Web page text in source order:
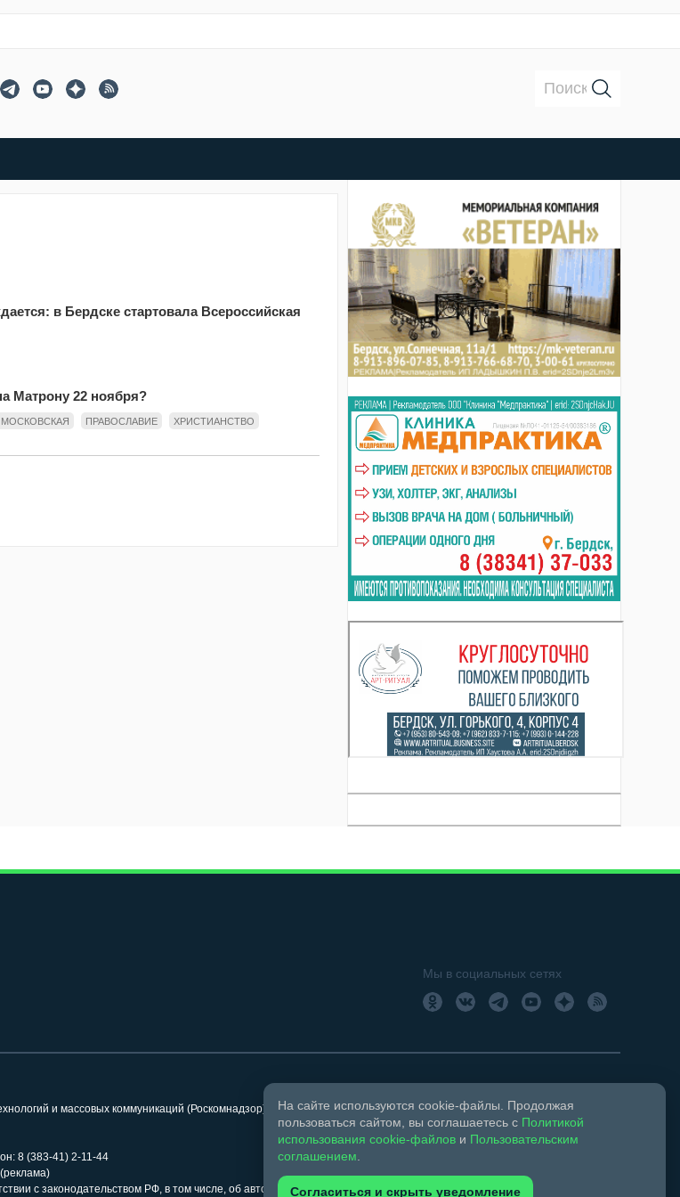
в Бердске стартовала Всероссийская
Матрону 22 ноября?
ПРАВОСЛАВИЕ ХРИСТИАНСТВО
Мы в социальных сетях
и массовых коммуникаций (Роскомнадзор). Свидетельство о регистрации СМИ ЭЛ № ФС 77 –
8 (383-41) 2-11-44
с законодательством РФ, в том числе, об авторском праве и смежных правах.
18+
На сайте используются cookie-файлы. Продолжая
пользоваться сайтом, вы соглашаетесь с Политикой
использования cookie-файлов и Пользовательским
соглашением
Согласиться и скрыть уведомление